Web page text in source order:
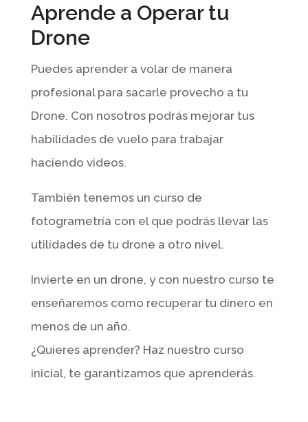
Aprende a Operar tu
Drone
Puedes aprender a volar de manera
profesional para sacarle provecho a tu
Drone. Con nosotros podrás mejorar tus
habilidades de vuelo para trabajar
haciendo videos.
También tenemos un curso de
fotogrametría con el que podrás llevar las
utilidades de tu drone a otro nivel.
Invierte en un drone, y con nuestro curso te
enseñaremos como recuperar tu dinero en
menos de un año.
¿Quieres aprender? Haz nuestro curso
inicial, te garantizamos que aprenderás.